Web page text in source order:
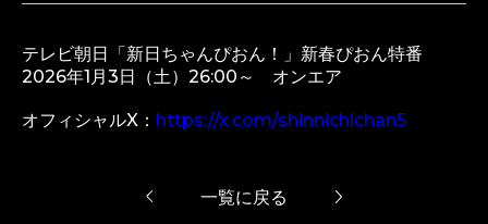
テレビ朝日「新日ちゃんぴおん！」新春ぴおん特番
2026年1月3日（土）26:00～ オンエア
オフィシャルX： https://x.com/shinnichichan5
一覧に戻る